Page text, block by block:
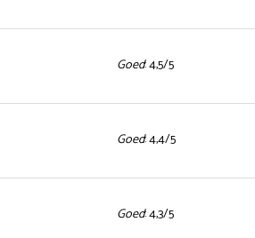
Goed: 4,5/5
Goed: 4,4/5
Goed: 4,3/5